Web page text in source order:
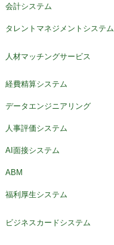
会計システム
タレントマネジメントシステム
人材マッチングサービス
経費精算システム
データエンジニアリング
人事評価システム
AI面接システム
ABM
福利厚生システム
ビジネスカードシステム